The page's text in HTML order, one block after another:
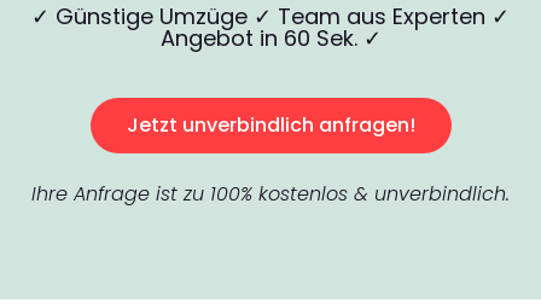
✓ Günstige Umzüge ✓ Team aus Experten ✓
Angebot in 60 Sek. ✓
Jetzt unverbindlich anfragen!
Ihre Anfrage ist zu 100% kostenlos & unverbindlich.